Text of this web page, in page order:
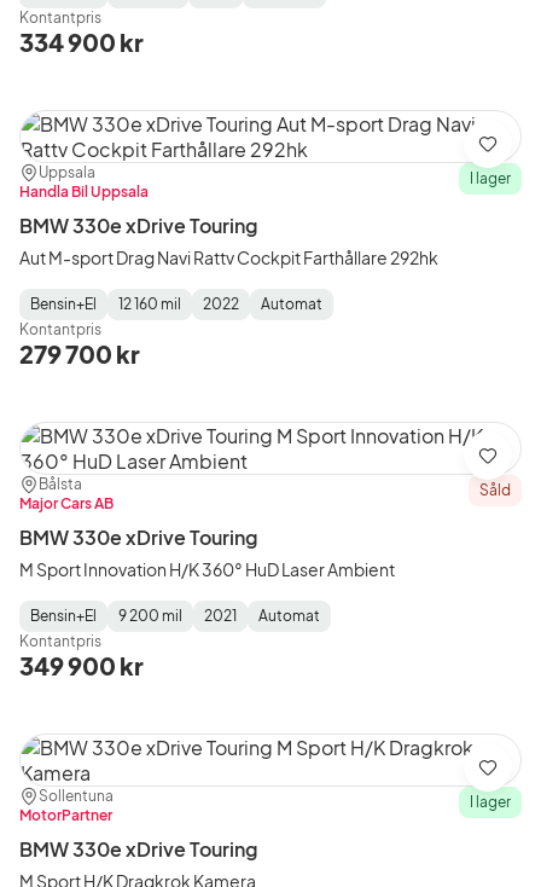
Type:
Year:
Type:
Kontantpris
334 900 kr
Plats:
Uppsala
Återförsäljare:
Handla Bil Uppsala
I lager
BMW 330e xDrive Touring
Aut M-sport Drag Navi Rattv Cockpit Farthållare 292hk
Fuel
Type:
Bensin+El
Mätarställning:
12 160 mil
Model
Year:
2022
Gearbox
Type:
Automat
Kontantpris
279 700 kr
Spara
Plats:
Bålsta
Återförsäljare:
Major Cars AB
Såld
BMW 330e xDrive Touring
M Sport Innovation H/K 360° HuD Laser Ambient
Fuel
Type:
Bensin+El
Mätarställning:
9 200 mil
Model
Year:
2021
Gearbox
Type:
Automat
Kontantpris
349 900 kr
Spara
Plats:
Sollentuna
Återförsäljare:
MotorPartner
I lager
BMW 330e xDrive Touring
M Sport H/K Dragkrok Kamera
Spara